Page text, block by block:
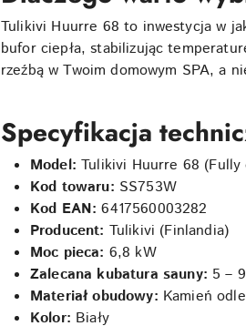
Tulikivi Huurre 68 to inwestycja w
bufor ciepła, stabilizując
rzeźbą w Twoim domowym SPA, a
Specyfikacja
Model: Tulikivi Huurre 68
Kod towaru: SS753W
Kod EAN: 6417560003282
Producent: Tulikivi (Finlandia)
Moc pieca: 6,8 kW
Zalecana kubatura sauny: 5 –
Materiał obudowy: Kamień
Kolor: Biały